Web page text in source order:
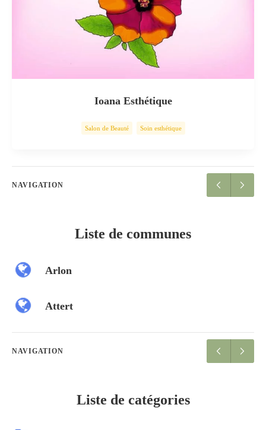
Ioana Esthétique
Salon de Beauté Soin esthétique
NAVIGATION
Liste de communes
Arlon
Attert
NAVIGATION
Liste de catégories